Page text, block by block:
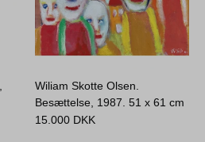
Wiliam Skotte Olsen.
Besættelse, 1987.51 x 61 cm
15.000 DKK